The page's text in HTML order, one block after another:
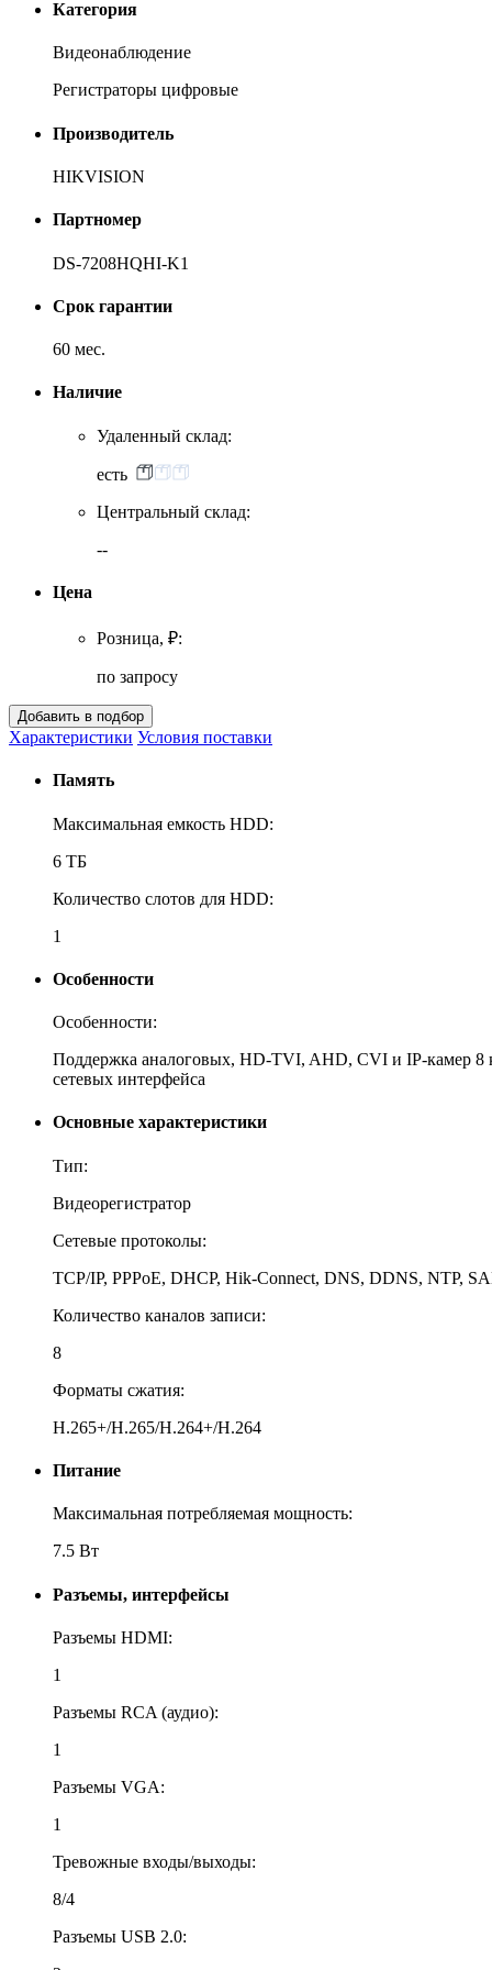
Категория
Видеонаблюдение
Регистраторы цифровые
Производитель
HIKVISION
Партномер
DS-7208HQHI-K1
Срок гарантии
60 мес.
Наличие
Удаленный склад:
есть
Центральный склад:
--
Цена
Розница, ₽:
по запросу
Характеристики Условия поставки
Память
Максимальная емкость HDD:
6 ТБ
Количество слотов для HDD:
1
Особенности
Особенности:
Поддержка аналоговых, HD-TVI, AHD, CVI и IP-камер 8
сетевых интерфейса
Основные характеристики
Тип:
Видеорегистратор
Сетевые протоколы:
TCP/IP, PPPoE, DHCP, Hik-Connect, DNS, DDNS, NTP,
Количество каналов записи:
8
Форматы сжатия:
H.265+/H.265/H.264+/H.264
Питание
Максимальная потребляемая мощность:
7.5 Вт
Разъемы, интерфейсы
Разъемы HDMI:
1
Разъемы RCA (аудио):
1
Разъемы VGA:
1
Тревожные входы/выходы:
8/4
Разъемы USB 2.0: